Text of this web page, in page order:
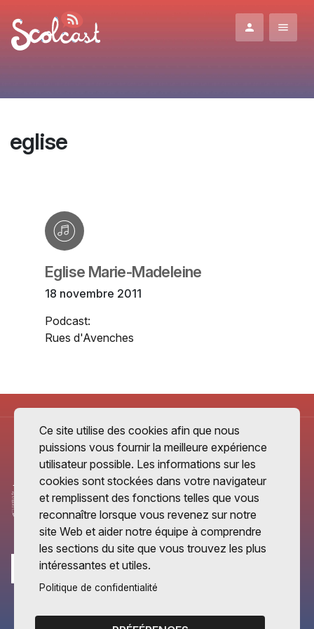
eglise
Eglise Marie-Madeleine
18 novembre 2011
Podcast:
Rues d'Avenches
Ce site utilise des cookies afin que nous
puissions vous fournir la meilleure expérience
utilisateur possible. Les informations sur les
cookies sont stockées dans votre navigateur
et remplissent des fonctions telles que vous
reconnaître lorsque vous revenez sur notre
site Web et aider notre équipe à comprendre
les sections du site que vous trouvez les plus
intéressantes et utiles.
Politique de confidentialité